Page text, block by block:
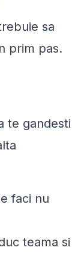
sa
prim pas.
te gandesti
faci nu
teama si